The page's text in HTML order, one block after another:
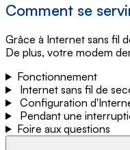
Comment se
Grâce à Internet sans fil
De plus, votre modem
Fonctionnement
Internet sans fil de
Configuration
Pendant une
Foire aux questions